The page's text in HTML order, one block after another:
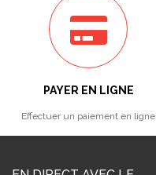
PAYER EN LIGNE
Effectuer un paiement en ligne